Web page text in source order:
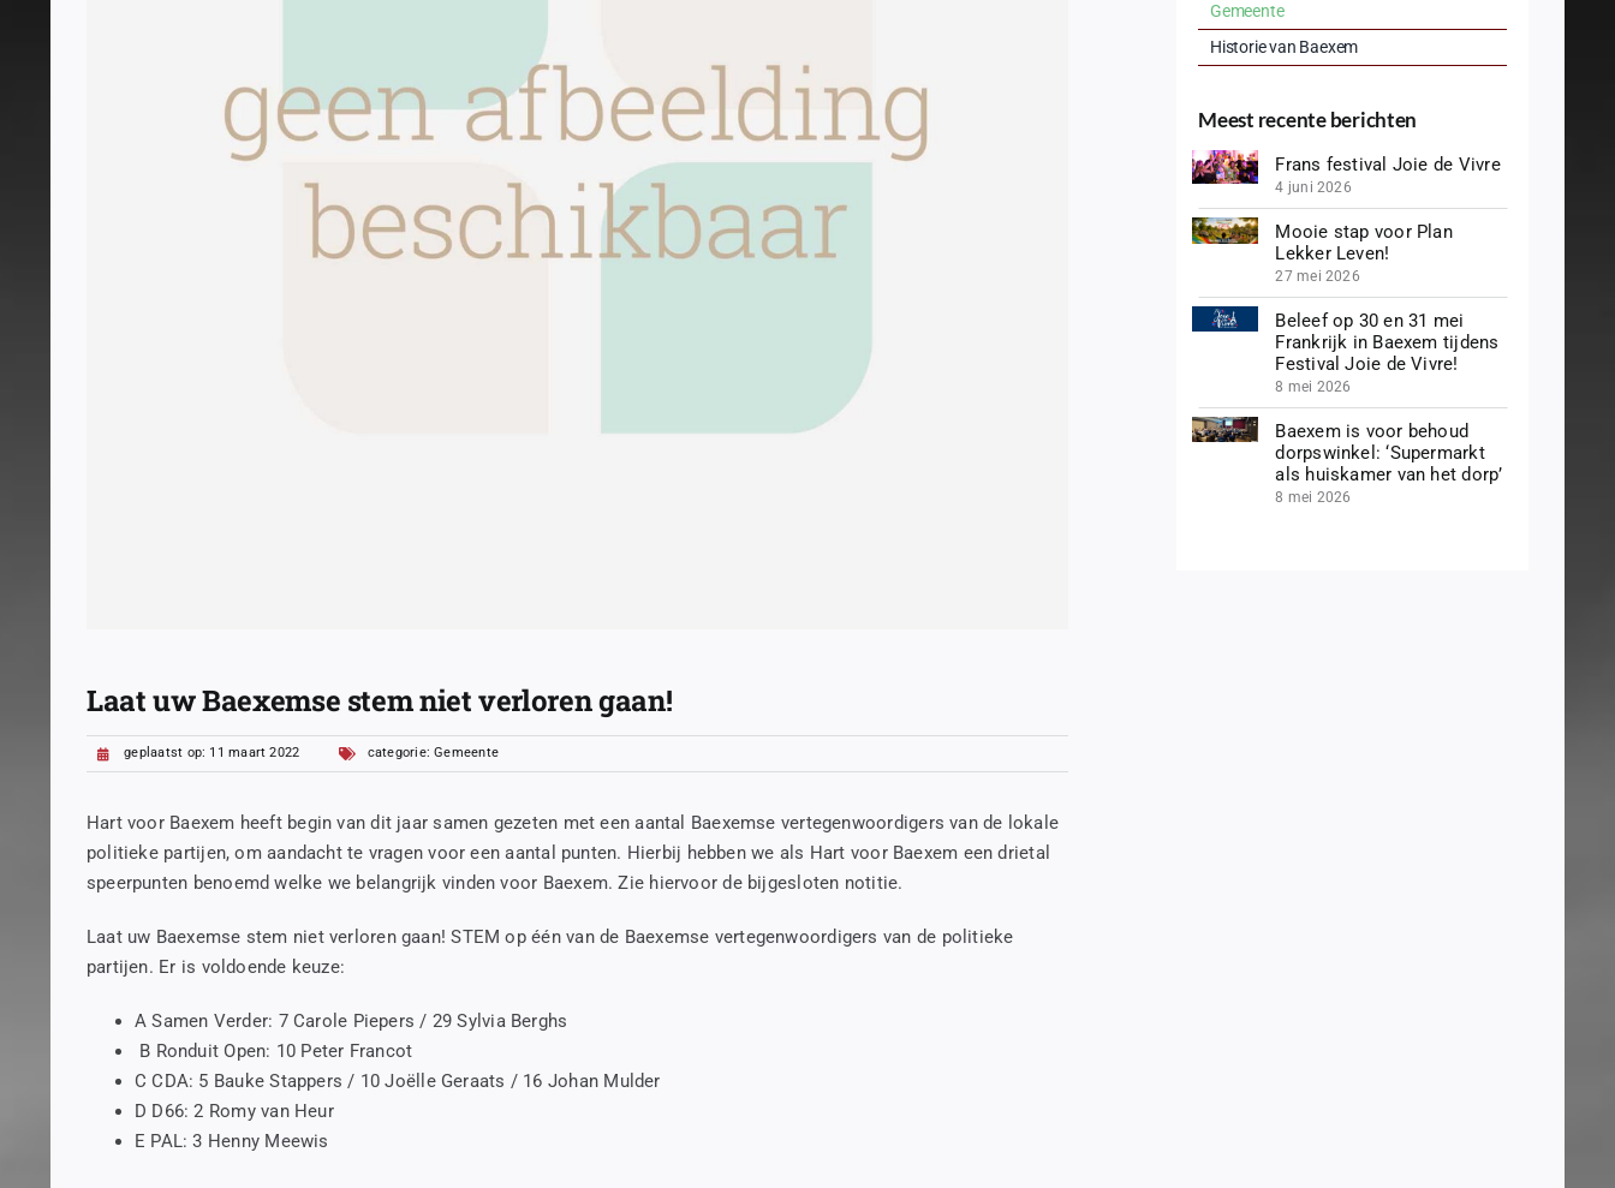
Laat uw Baexemse stem niet verloren gaan!
geplaatst op: 11 maart 2022 categorie:Gemeente
Hart voor Baexem heeft begin van dit jaar samen gezeten met een aantal Baexemse vertegenwoordigers van de lokale
politieke partijen, om aandacht te vragen voor een aantal punten. Hierbij hebben we als Hart voor Baexem een drietal
speerpunten benoemd welke we belangrijk vinden voor Baexem. Zie hiervoor de bijgesloten notitie.
Laat uw Baexemse stem niet verloren gaan! STEM op één van de Baexemse vertegenwoordigers van de politieke
partijen. Er is voldoende keuze:
A Samen Verder: 7 Carole Piepers / 29 Sylvia Berghs
B Ronduit Open: 10 Peter Francot
C CDA: 5 Bauke Stappers / 10 Joëlle Geraats / 16 Johan Mulder
D D66: 2 Romy van Heur
E PAL: 3 Henny Meewis
Gemeente
Historie van Baexem
Meest recente berichten
Frans festival Joie de Vivre
4 juni 2026
Mooie stap voor Plan
Lekker Leven!
27 mei 2026
Beleef op 30 en 31 mei
Frankrijk in Baexem tijdens
Festival Joie de Vivre!
8 mei 2026
Baexem is voor behoud
dorpswinkel: ‘Supermarkt
als huiskamer van het dorp’
8 mei 2026